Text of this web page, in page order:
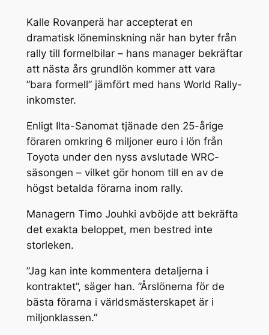
Kalle Rovanperä har accepterat en
dramatisk löneminskning när han byter från
rally till formelbilar – hans manager bekräftar
att nästa års grundlön kommer att vara
”bara formell” jämfört med hans World Rally-
inkomster.
Enligt Ilta-Sanomat tjänade den 25-årige
föraren omkring 6 miljoner euro i lön från
Toyota under den nyss avslutade WRC-
säsongen – vilket gör honom till en av de
högst betalda förarna inom rally.
Managern Timo Jouhki avböjde att bekräfta
det exakta beloppet, men bestred inte
storleken.
”Jag kan inte kommentera detaljerna i
kontraktet”, säger han. ”Årslönerna för de
bästa förarna i världsmästerskapet är i
miljonklassen.”